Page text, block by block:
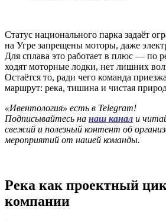
Статус национального парка задаёт
на Угре запрещены моторы, даже
Для сплава это работает в плюс — по
ходят моторные лодки, нет лишних
Остаётся то, ради чего команда
маршрут: река, тишина и чистая
«Ивентология» есть в Telegram!
Подписывайтесь на наш канал и
свежий и полезный контент об
мероприятий от нашей команды.
Река как проектный
компании